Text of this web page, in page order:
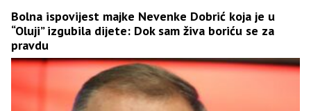
Bolna ispovijest majke Nevenke Dobrić koja je u
“Oluji” izgubila dijete: Dok sam živa boriću se za
pravdu